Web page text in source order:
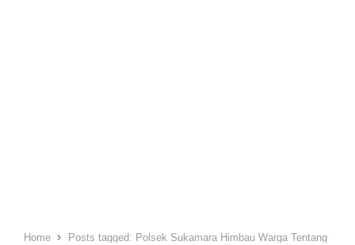
Home Posts tagged: Polsek Sukamara Himbau Warga Tentang